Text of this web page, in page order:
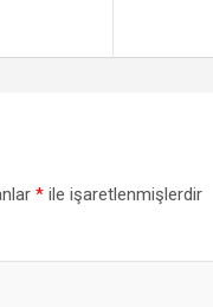
* ile işaretlenmişlerdir